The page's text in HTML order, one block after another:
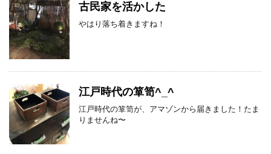
古民家を活かした
やはり落ち着きますね！
江戸時代の箪笥^_^
江戸時代の箪笥が、アマゾンから届きました！たま
りませんね〜